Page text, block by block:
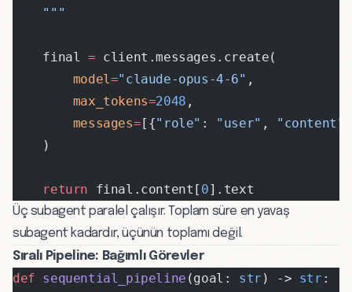
    """
    final
= client.messages.create(
        model
="claude-opus-4-6" ,
        max_tokens
=2048 ,
        messages
=[{"role" : "user" , "content"
    )
    return
final.content[ 0].text
Üç subagent paralel çalışır. Toplam süre en yavaş
subagent kadardır, üçünün toplamı değil.
Sıralı Pipeline: Bağımlı Görevler
def sequential_pipeline (goal: str ) -> str :